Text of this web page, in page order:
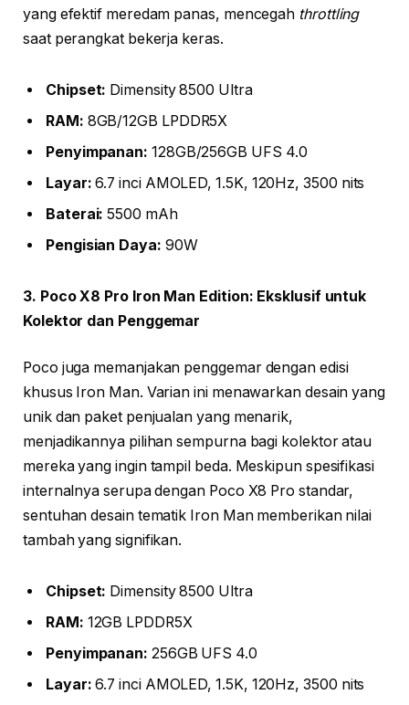
yang efektif meredam panas, mencegah throttling
saat perangkat bekerja keras.
Chipset: Dimensity 8500 Ultra
RAM: 8GB/12GB LPDDR5X
Penyimpanan: 128GB/256GB UFS 4.0
Layar: 6.7 inci AMOLED, 1.5K, 120Hz, 3500 nits
Baterai: 5500 mAh
Pengisian Daya: 90W
3. Poco X8 Pro Iron Man Edition: Eksklusif untuk
Kolektor dan Penggemar
Poco juga memanjakan penggemar dengan edisi
khusus Iron Man. Varian ini menawarkan desain yang
unik dan paket penjualan yang menarik,
menjadikannya pilihan sempurna bagi kolektor atau
mereka yang ingin tampil beda. Meskipun spesifikasi
internalnya serupa dengan Poco X8 Pro standar,
sentuhan desain tematik Iron Man memberikan nilai
tambah yang signifikan.
Chipset: Dimensity 8500 Ultra
RAM: 12GB LPDDR5X
Penyimpanan: 256GB UFS 4.0
Layar: 6.7 inci AMOLED, 1.5K, 120Hz, 3500 nits